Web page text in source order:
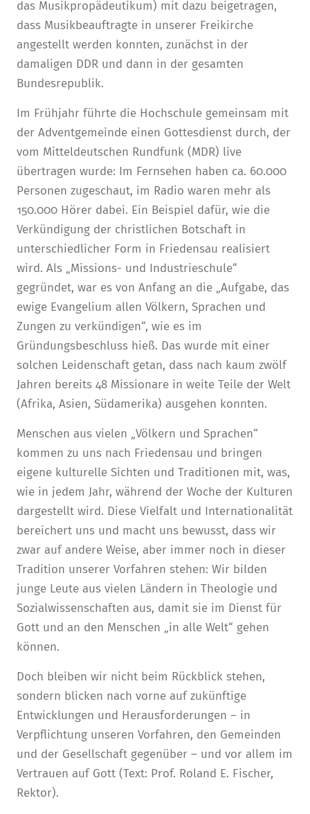
das Musikpropädeutikum) mit dazu beigetragen,
dass Musikbeauftragte in unserer Freikirche
angestellt werden konnten, zunächst in der
damaligen DDR und dann in der gesamten
Bundesrepublik.
Im Frühjahr führte die Hochschule gemeinsam mit
der Adventgemeinde einen Gottesdienst durch, der
vom Mitteldeutschen Rundfunk (MDR) live
übertragen wurde: Im Fernsehen haben ca. 60.000
Personen zugeschaut, im Radio waren mehr als
150.000 Hörer dabei. Ein Beispiel dafür, wie die
Verkündigung der christlichen Botschaft in
unterschiedlicher Form in Friedensau realisiert
wird. Als „Missions- und Industrieschule“
gegründet, war es von Anfang an die „Aufgabe, das
ewige Evangelium allen Völkern, Sprachen und
Zungen zu verkündigen“, wie es im
Gründungsbeschluss hieß. Das wurde mit einer
solchen Leidenschaft getan, dass nach kaum zwölf
Jahren bereits 48 Missionare in weite Teile der Welt
(Afrika, Asien, Südamerika) ausgehen konnten.
Menschen aus vielen „Völkern und Sprachen“
kommen zu uns nach Friedensau und bringen
eigene kulturelle Sichten und Traditionen mit, was,
wie in jedem Jahr, während der Woche der Kulturen
dargestellt wird. Diese Vielfalt und Internationalität
bereichert uns und macht uns bewusst, dass wir
zwar auf andere Weise, aber immer noch in dieser
Tradition unserer Vorfahren stehen: Wir bilden
junge Leute aus vielen Ländern in Theologie und
Sozialwissenschaften aus, damit sie im Dienst für
Gott und an den Menschen „in alle Welt“ gehen
können.
Doch bleiben wir nicht beim Rückblick stehen,
sondern blicken nach vorne auf zukünftige
Entwicklungen und Herausforderungen – in
Verpflichtung unseren Vorfahren, den Gemeinden
und der Gesellschaft gegenüber – und vor allem im
Vertrauen auf Gott (Text: Prof. Roland E. Fischer,
Rektor).